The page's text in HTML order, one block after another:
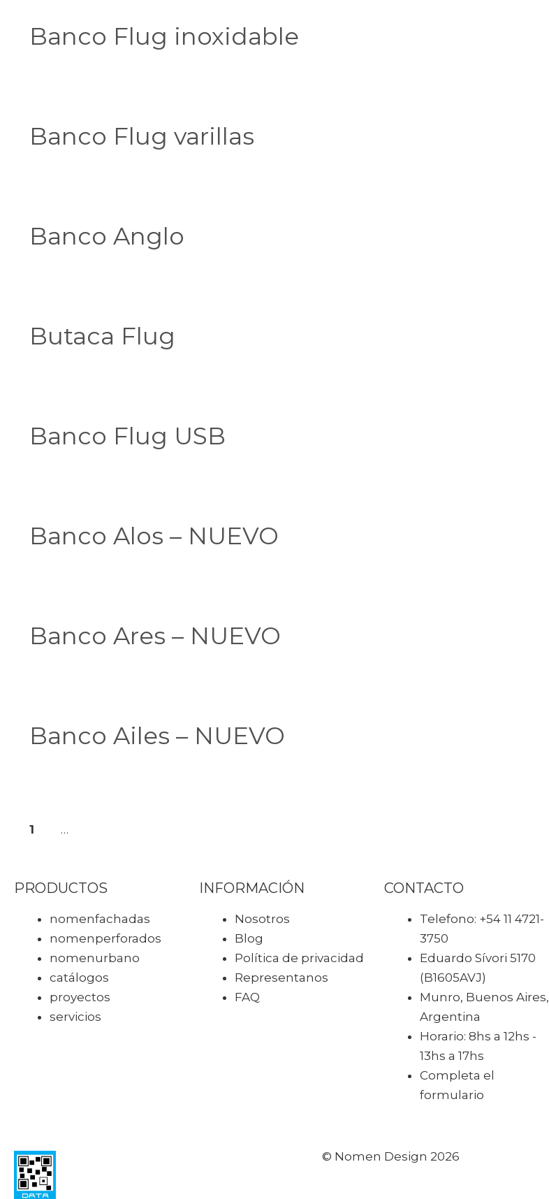
Banco Flug inoxidable
Banco Flug varillas
Banco Anglo
Butaca Flug
Banco Flug USB
Banco Alos – NUEVO
Banco Ares – NUEVO
Banco Ailes – NUEVO
1 …
PRODUCTOS
nomenfachadas
nomenperforados
nomenurbano
catálogos
proyectos
servicios
INFORMACIÓN
Nosotros
Blog
Política de privacidad
Representanos
FAQ
CONTACTO
Telefono: +54 11 4721-
3750
Eduardo Sívori 5170
(B1605AVJ)
Munro, Buenos Aires,
Argentina
Horario: 8hs a 12hs -
13hs a 17hs
Completa el
formulario
© Nomen Design 2026